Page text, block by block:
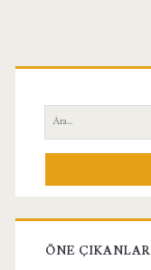
Birincil
Yan
Menü
Ara:
ÖNE ÇIKANLAR